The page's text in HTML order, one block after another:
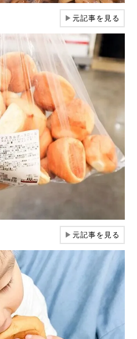
▶元記事を見る
▶元記事を見る